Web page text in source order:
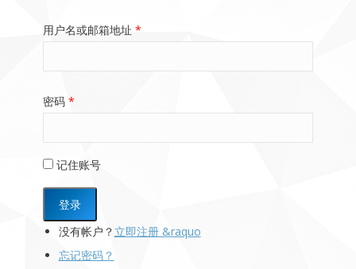
用户名或邮箱地址 *
密码 *
记住账号
没有帐户？ 立即注册 &raquo
忘记密码？